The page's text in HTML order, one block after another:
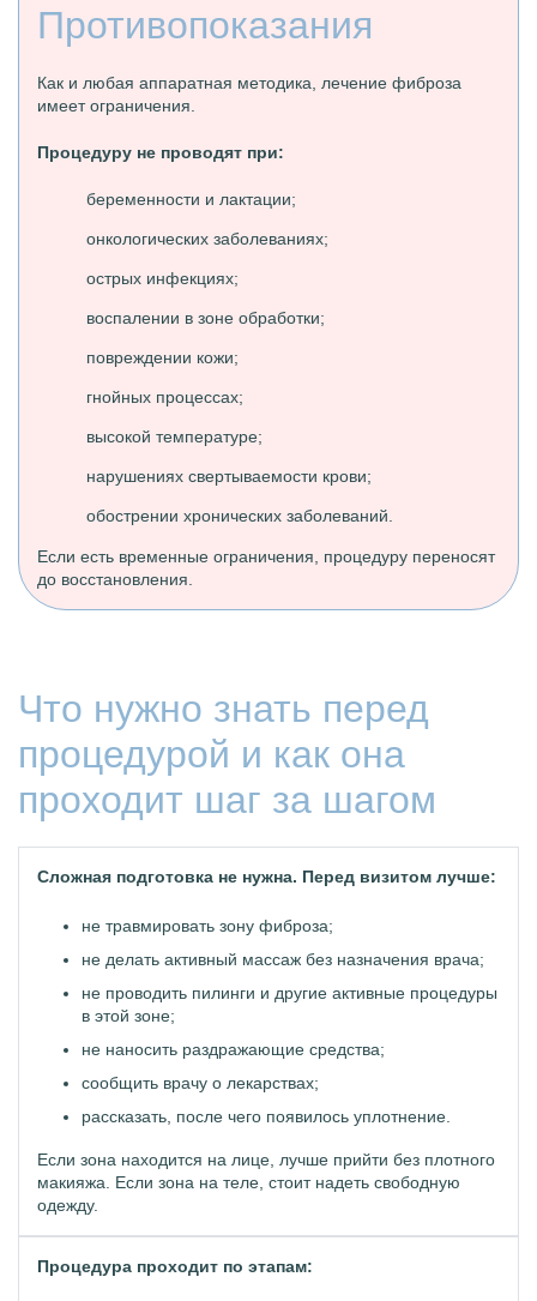
Противопоказания
Как и любая аппаратная методика, лечение фиброза
имеет ограничения.
Процедуру не проводят при:
беременности и лактации;
онкологических заболеваниях;
острых инфекциях;
воспалении в зоне обработки;
повреждении кожи;
гнойных процессах;
высокой температуре;
нарушениях свертываемости крови;
обострении хронических заболеваний.
Если есть временные ограничения, процедуру переносят
до восстановления.
Что нужно знать перед
процедурой и как она
проходит шаг за шагом
Сложная подготовка не нужна. Перед визитом лучше:
не травмировать зону фиброза;
не делать активный массаж без назначения врача;
не проводить пилинги и другие активные процедуры
в этой зоне;
не наносить раздражающие средства;
сообщить врачу о лекарствах;
рассказать, после чего появилось уплотнение.
Если зона находится на лице, лучше прийти без плотного
макияжа. Если зона на теле, стоит надеть свободную
одежду.
Процедура проходит по этапам: